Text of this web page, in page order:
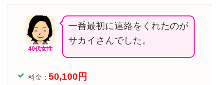
40代女性
一番最初に連絡をくれたのが
サカイさんでした。
料金： 50,100 円